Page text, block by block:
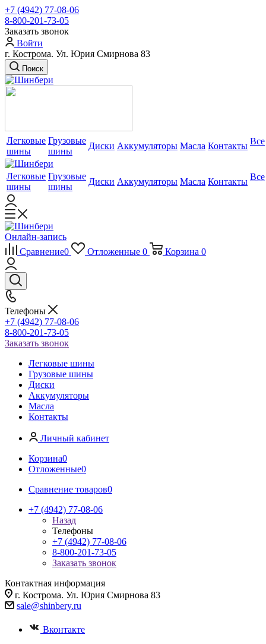
+7 (4942) 77-08-06
8-800-201-73-05
Заказать звонок
Войти
г. Кострома. Ул. Юрия Смирнова 83
Поиск
Легковые
шины
Грузовые
шины
Диски Аккумуляторы Масла Контакты Все
Легковые
шины
Грузовые
шины
Диски Аккумуляторы Масла Контакты Все
Онлайн-запись
Сравнение0 Отложенные 0 Корзина 0
Телефоны
+7 (4942) 77-08-06
8-800-201-73-05
Заказать звонок
Легковые шины
Грузовые шины
Диски
Аккумуляторы
Масла
Контакты
Личный кабинет
Корзина0
Отложенные0
Сравнение товаров0
+7 (4942) 77-08-06
Назад
Телефоны
+7 (4942) 77-08-06
8-800-201-73-05
Заказать звонок
Контактная информация
г. Кострома. Ул. Юрия Смирнова 83
sale@shinbery.ru
Вконтакте